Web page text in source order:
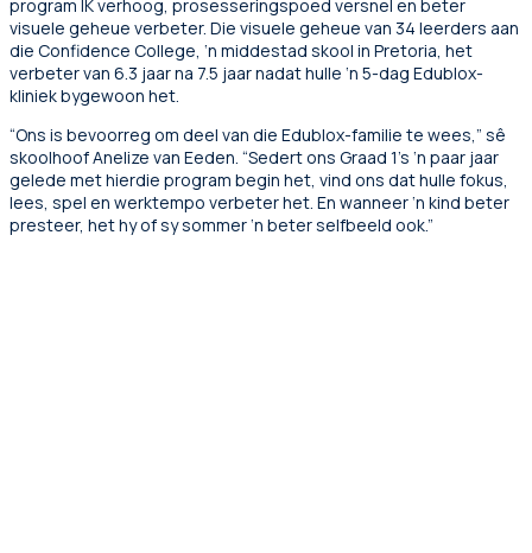
program IK verhoog, prosesseringspoed versnel en beter
visuele geheue verbeter. Die visuele geheue van 34 leerders aan
die Confidence College, ‘n middestad skool in Pretoria, het
verbeter van 6.3 jaar na 7.5 jaar nadat hulle ‘n 5-dag Edublox-
kliniek bygewoon het.
“Ons is bevoorreg om deel van die Edublox-familie te wees,” sê
skoolhoof Anelize van Eeden. “Sedert ons Graad 1’s ‘n paar jaar
gelede met hierdie program begin het, vind ons dat hulle fokus,
lees, spel en werktempo verbeter het. En wanneer ‘n kind beter
presteer, het hy of sy sommer ‘n beter selfbeeld ook.”